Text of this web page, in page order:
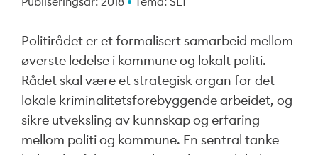
Politirådet er et formalisert samarbeid mellom
øverste ledelse i kommune og lokalt politi.
Rådet skal være et strategisk organ for det
lokale kriminalitetsforebyggende arbeidet, og
sikre utveksling av kunnskap og erfaring
mellom politi og kommune. En sentral tanke